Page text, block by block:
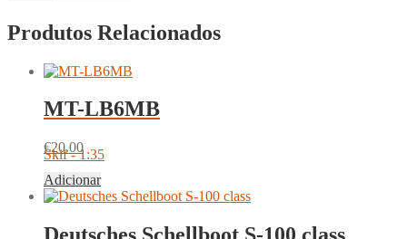
Produtos Relacionados
MT-LB6MB
€20.00
Skif - 1:35
Adicionar